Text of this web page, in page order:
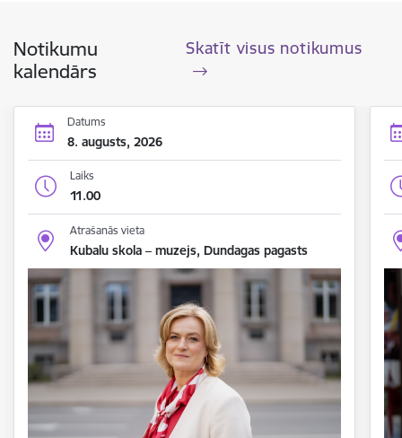
Notikumu
kalendārs
Skatīt visus notikumus
Datums
8. augusts, 2026
Laiks
11.00
Atrašanās vieta
Kubalu skola – muzejs, Dundagas pagasts